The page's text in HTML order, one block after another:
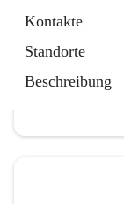
Kontakte
Standorte
Beschreibung